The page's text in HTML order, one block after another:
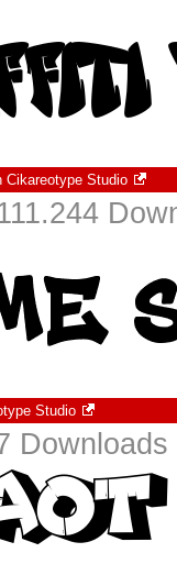
Cikareotype Studio
Studio